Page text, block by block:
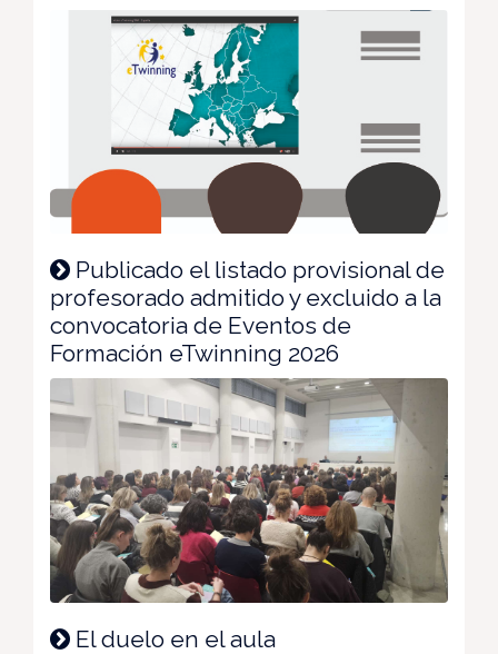
Publicado el listado provisional de
profesorado admitido y excluido a la
convocatoria de Eventos de
Formación eTwinning 2026
El duelo en el aula